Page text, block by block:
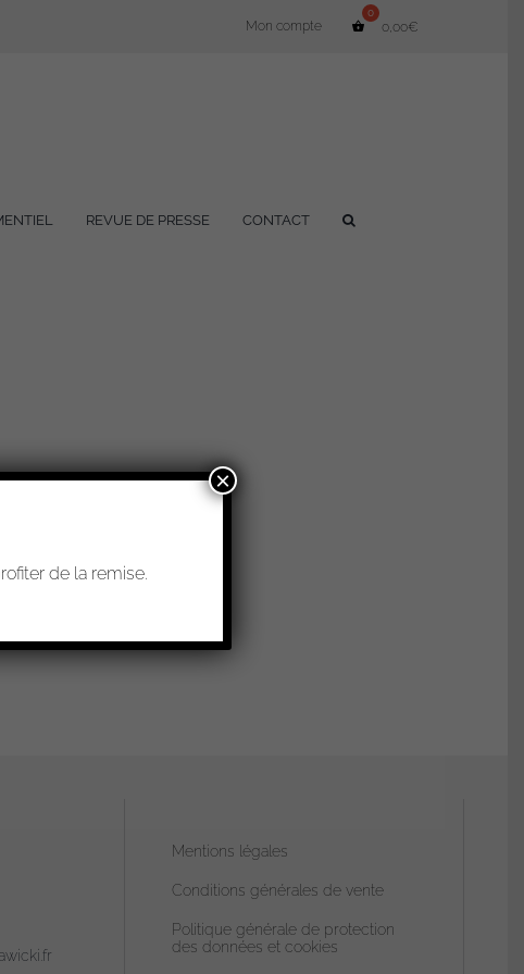
Mon compte 0,00€
REVUE DE PRESSE CONTACT
Mentions légales
Conditions générales de vente
Politique générale de protection
des données et cookies
de la remise.
×